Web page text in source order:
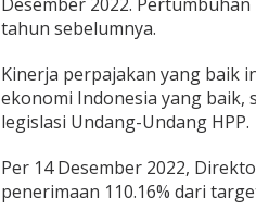
0
0
e
r
s
e
tahun sebelumnya.
Kinerja perpajakan yang baik
ekonomi Indonesia yang baik,
legislasi Undang-Undang HPP.
Per 14 Desember 2022,
penerimaan 110.16% dari